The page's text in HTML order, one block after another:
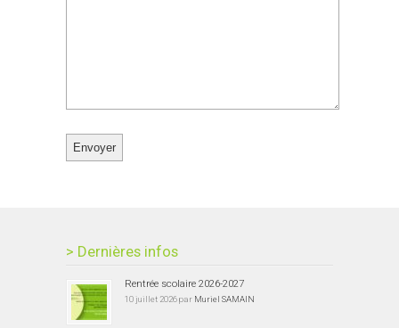
> Dernières infos
Rentrée scolaire 2026-2027
10 juillet 2026 par Muriel SAMAIN